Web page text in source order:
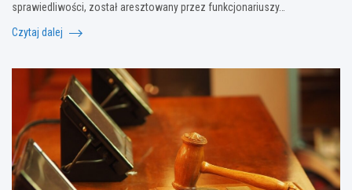
sprawiedliwości, został aresztowany przez funkcjonariuszy…
Czytaj dalej